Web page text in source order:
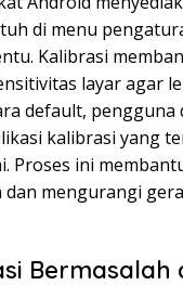
di menu
Kalibrasi
layar agar
default, pengguna
kalibrasi yang
Proses ini
mengurangi
Bermasalah